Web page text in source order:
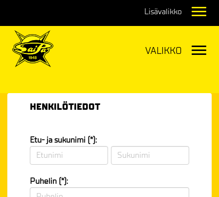
HENKILÖTIEDOT
Etu- ja sukunimi (*):
Puhelin (*):